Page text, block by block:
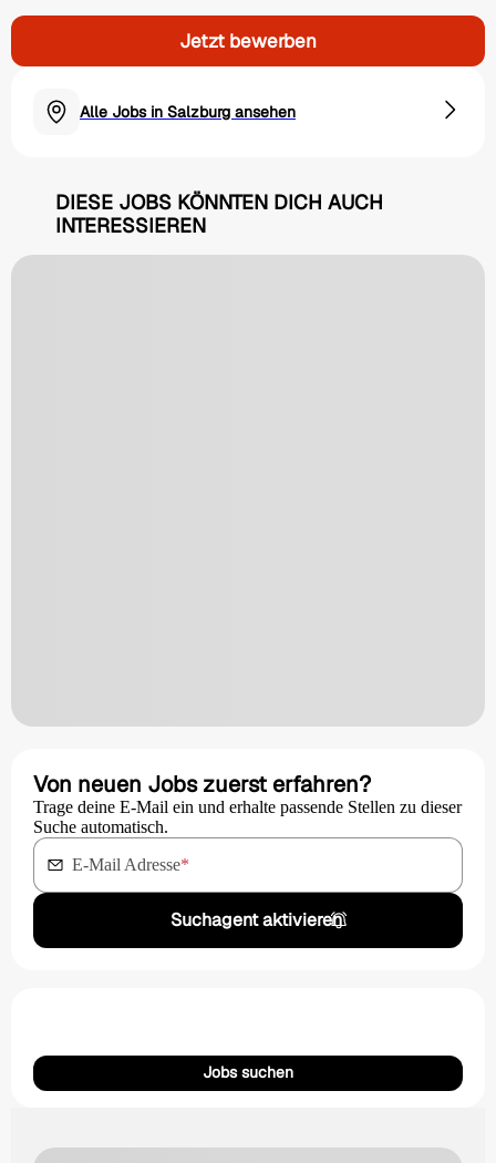
Jetzt bewerben
Alle Jobs in Salzburg ansehen
DIESE JOBS KÖNNTEN DICH AUCH
INTERESSIEREN
Von neuen Jobs zuerst erfahren?
Trage deine E-Mail ein und erhalte passende Stellen zu dieser
Suche automatisch.
E-Mail Adresse*
Suchagent aktivieren
Jobs suchen